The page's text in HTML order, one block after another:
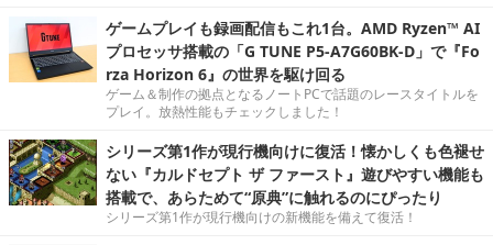
ゲームプレイも録画配信もこれ1台。AMD Ryzen™ AI
プロセッサ搭載の「G TUNE P5-A7G60BK-D」で『Fo
rza Horizon 6』の世界を駆け回る
ゲーム＆制作の拠点となるノートPCで話題のレースタイトルを
プレイ。放熱性能もチェックしました！
シリーズ第1作が現行機向けに復活！懐かしくも色褪せ
ない『カルドセプト ザ ファースト』遊びやすい機能も
搭載で、あらためて“原典”に触れるのにぴったり
シリーズ第1作が現行機向けの新機能を備えて復活！